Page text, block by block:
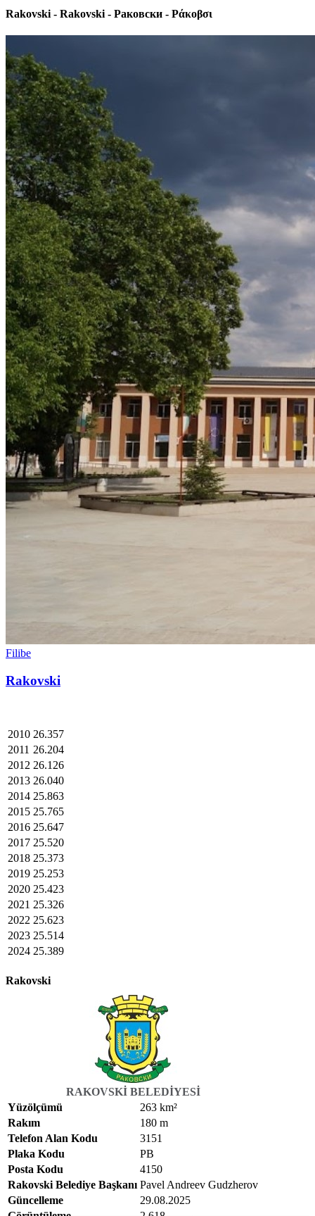
Rakovski - Rakovski - Раковски - Ράκοβσι
Filibe
Rakovski
2010 26.357
2011 26.204
2012 26.126
2013 26.040
2014 25.863
2015 25.765
2016 25.647
2017 25.520
2018 25.373
2019 25.253
2020 25.423
2021 25.326
2022 25.623
2023 25.514
2024 25.389
Rakovski
RAKOVSKI BELEDIYESI
Yüzölçümü
263 km²
Rakım
180 m
Telefon Alan Kodu
3151
Plaka Kodu
РВ
Posta Kodu
4150
Rakovski Belediye Başkanı Pavel Andreev Gudzherov
Güncelleme
29.08.2025